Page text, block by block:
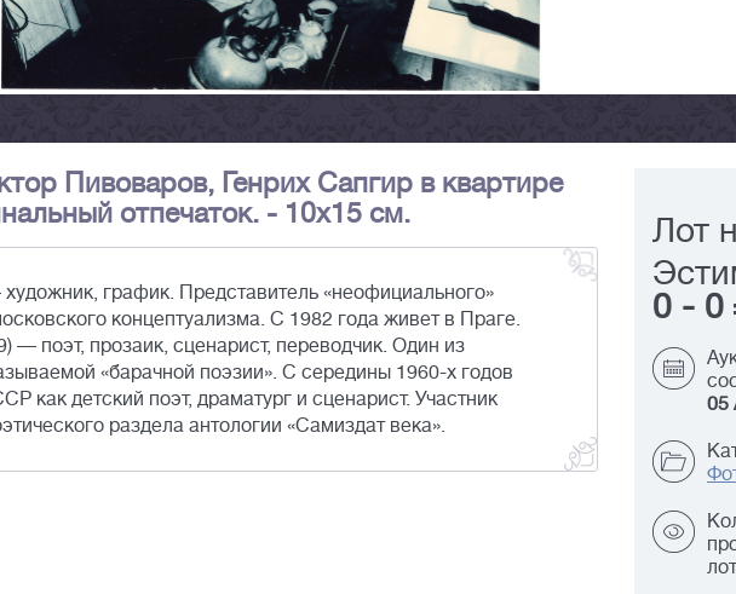
Пивоваров, Генрих Сапгир в квартире
отпечаток. - 10х15 см.
график. Представитель «неофициального»
концептуализма. С 1982 года живет в Праге.
— поэт, прозаик, сценарист, переводчик. Один из
«барачной поэзии». С середины 1960-х годов
как детский поэт, драматург и сценарист. Участник
раздела антологии «Самиздат века».
Лот
0 - 0
05